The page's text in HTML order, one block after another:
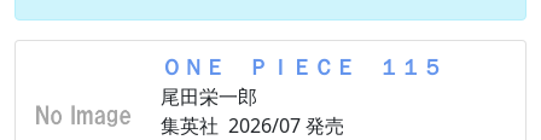
ＯＮＥ ＰＩＥＣＥ １１５
尾田栄一郎
集英社 2026/07 発売